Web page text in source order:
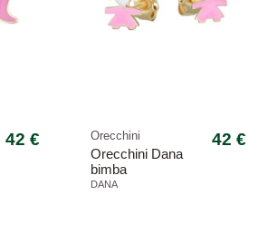
42 € Orecchini
Orecchini Dana
bimba
ORBFC15OGSP
DANA
42 €